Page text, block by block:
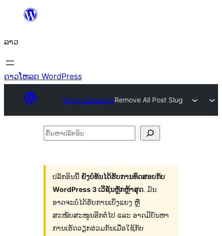
ທີ່
ເນື້ອຫາ
ລາວ
ດາວໂຫລດ WordPress
Plugin DirectoryRemove All Post Slug
ຄົ້ນ
ລັກ
ອິນ
ປລັກອິນນີ້ ຍັງບໍ່ທັນໄດ້ຮັບການທົດສອບກັບ
WordPress 3 ເວີຊັນຫຼັກຫຼ້າສຸດ. ມັນ
ອາດຈະບໍ່ໄດ້ຮັບການເບິ່ງແຍງ ຫຼື
ສະໜັບສະໜູນອີກຕໍ່ໄປ ແລະ ອາດມີບັນຫາ
ການເຮັດວຽກຮ່ວມກັນເມື່ອໃຊ້ກັບ